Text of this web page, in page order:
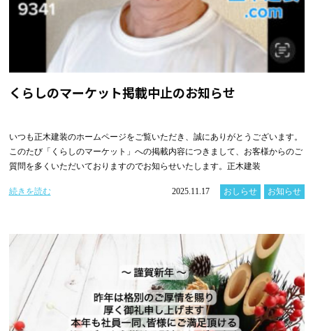
くらしのマーケット掲載中止のお知らせ
いつも正木建装のホームページをご覧いただき、誠にありがとうございます。
このたび「くらしのマーケット」への掲載内容につきまして、お客様からのご
質問を多くいただいておりますのでお知らせいたします。正木建装
続きを読む 2025.11.17 おしらせ お知らせ